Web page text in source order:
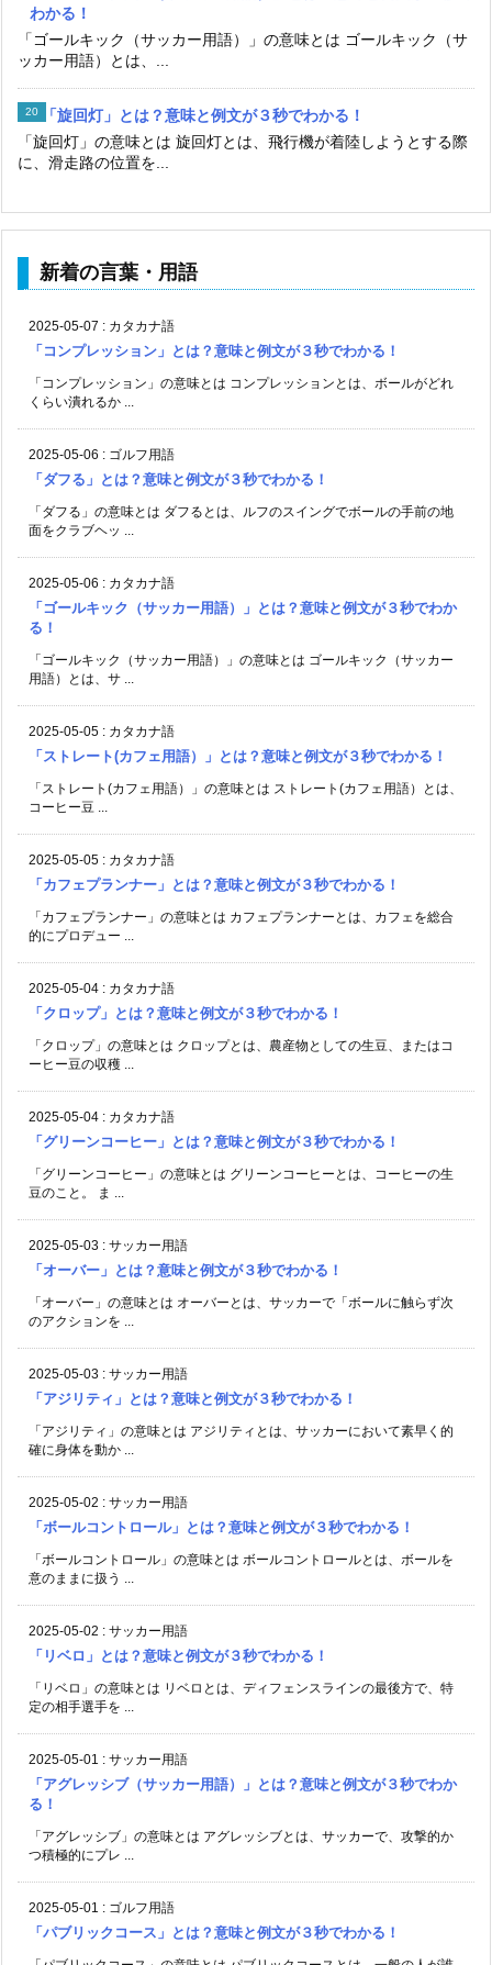
わかる！
「ゴールキック（サッカー用語）」の意味とは ゴールキック（サ
ッカー用語）とは、...
「旋回灯」とは？意味と例文が３秒でわかる！
「旋回灯」の意味とは 旋回灯とは、飛行機が着陸しようとする際
に、滑走路の位置を...
新着の言葉・用語
2025-05-07 : カタカナ語
「コンプレッション」とは？意味と例文が３秒でわかる！
「コンプレッション」の意味とは コンプレッションとは、ボールがどれ
くらい潰れるか ...
2025-05-06 : ゴルフ用語
「ダフる」とは？意味と例文が３秒でわかる！
「ダフる」の意味とは ダフるとは、ルフのスイングでボールの手前の地
面をクラブヘッ ...
2025-05-06 : カタカナ語
「ゴールキック（サッカー用語）」とは？意味と例文が３秒でわか
る！
「ゴールキック（サッカー用語）」の意味とは ゴールキック（サッカー
用語）とは、サ ...
2025-05-05 : カタカナ語
「ストレート(カフェ用語）」とは？意味と例文が３秒でわかる！
「ストレート(カフェ用語）」の意味とは ストレート(カフェ用語）とは、
コーヒー豆 ...
2025-05-05 : カタカナ語
「カフェプランナー」とは？意味と例文が３秒でわかる！
「カフェプランナー」の意味とは カフェプランナーとは、カフェを総合
的にプロデュー ...
2025-05-04 : カタカナ語
「クロップ」とは？意味と例文が３秒でわかる！
「クロップ」の意味とは クロップとは、農産物としての生豆、またはコ
ーヒー豆の収穫 ...
2025-05-04 : カタカナ語
「グリーンコーヒー」とは？意味と例文が３秒でわかる！
「グリーンコーヒー」の意味とは グリーンコーヒーとは、コーヒーの生
豆のこと。 ま ...
2025-05-03 : サッカー用語
「オーバー」とは？意味と例文が３秒でわかる！
「オーバー」の意味とは オーバーとは、サッカーで「ボールに触らず次
のアクションを ...
2025-05-03 : サッカー用語
「アジリティ」とは？意味と例文が３秒でわかる！
「アジリティ」の意味とは アジリティとは、サッカーにおいて素早く的
確に身体を動か ...
2025-05-02 : サッカー用語
「ボールコントロール」とは？意味と例文が３秒でわかる！
「ボールコントロール」の意味とは ボールコントロールとは、ボールを
意のままに扱う ...
2025-05-02 : サッカー用語
「リベロ」とは？意味と例文が３秒でわかる！
「リベロ」の意味とは リベロとは、ディフェンスラインの最後方で、特
定の相手選手を ...
2025-05-01 : サッカー用語
「アグレッシブ（サッカー用語）」とは？意味と例文が３秒でわか
る！
「アグレッシブ」の意味とは アグレッシブとは、サッカーで、攻撃的か
つ積極的にプレ ...
2025-05-01 : ゴルフ用語
「パブリックコース」とは？意味と例文が３秒でわかる！